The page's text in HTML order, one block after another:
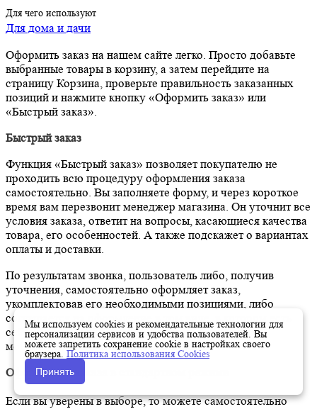
Для чего используют
Для дома и дачи
Оформить заказ на нашем сайте легко. Просто добавьте
выбранные товары в корзину, а затем перейдите на
страницу Корзина, проверьте правильность заказанных
позиций и нажмите кнопку «Оформить заказ» или
«Быстрый заказ».
Быстрый заказ
Функция «Быстрый заказ» позволяет покупателю не
проходить всю процедуру оформления заказа
самостоятельно. Вы заполняете форму, и через короткое
время вам перезвонит менеджер магазина. Он уточнит все
условия заказа, ответит на вопросы, касающиеся качества
товара, его особенностей. А также подскажет о вариантах
оплаты и доставки.
По результатам звонка, пользователь либо, получив
уточнения, самостоятельно оформляет заказ,
укомплектовав его необходимыми позициями, либо
соглашается на оформление в том виде, в котором есть
сейчас. Получает подтверждение на почту или на
мобильный телефон и ждёт доставки.
Оформление заказа в стандартном режиме
Если вы уверены в выборе, то можете самостоятельно
Мы используем cookies и рекомендательные технологии для
персонализации сервисов и удобства пользователей. Вы
можете запретить сохранение cookie в настройках своего
браузера. Политика использования Cookies
Принять